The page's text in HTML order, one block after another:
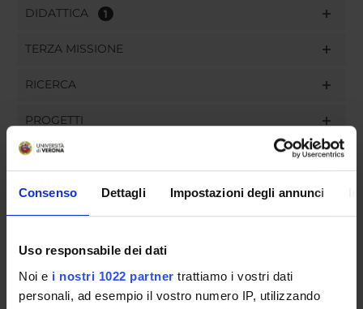
Consenso Dettagli Impostazioni degli annunci
Uso responsabile dei dati
Noi e i nostri 1022 partner trattiamo i vostri dati
personali, ad esempio il vostro numero IP, utilizzando
DIDATTICA 1
TERZA MISSIONE
RICERCA
PROGETTI
PUBBLICAZIONI
INCARICHI
ORGANIZZAZIONE